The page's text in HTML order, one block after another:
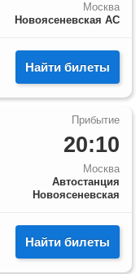
Москва
Новоясеневская АС
Найти билеты
20:10
Москва
Автостанция
Новоясеневская
Найти билеты